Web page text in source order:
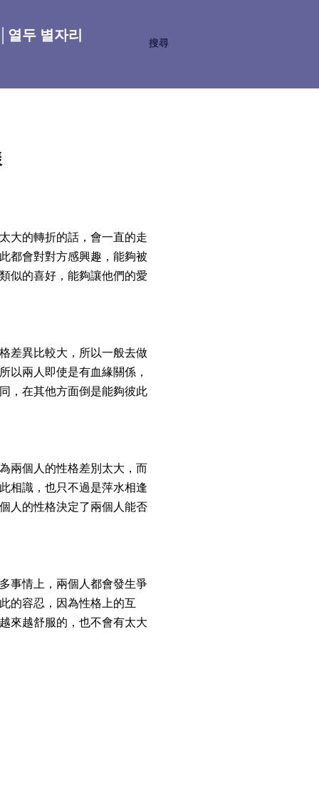
搜尋
열두 별자리
的轉折的話，會一直的走
都會對對方感興趣，能夠被
似的喜好，能夠讓他們的愛
異比較大，所以一般去做
以兩人即使是有血緣關係，
，在其他方面倒是能夠彼此
個人的性格差別太大，而
相識，也只不過是萍水相逢
人的性格決定了兩個人能否
情上，兩個人都會發生爭
的容忍，因為性格上的互
來越舒服的，也不會有太大